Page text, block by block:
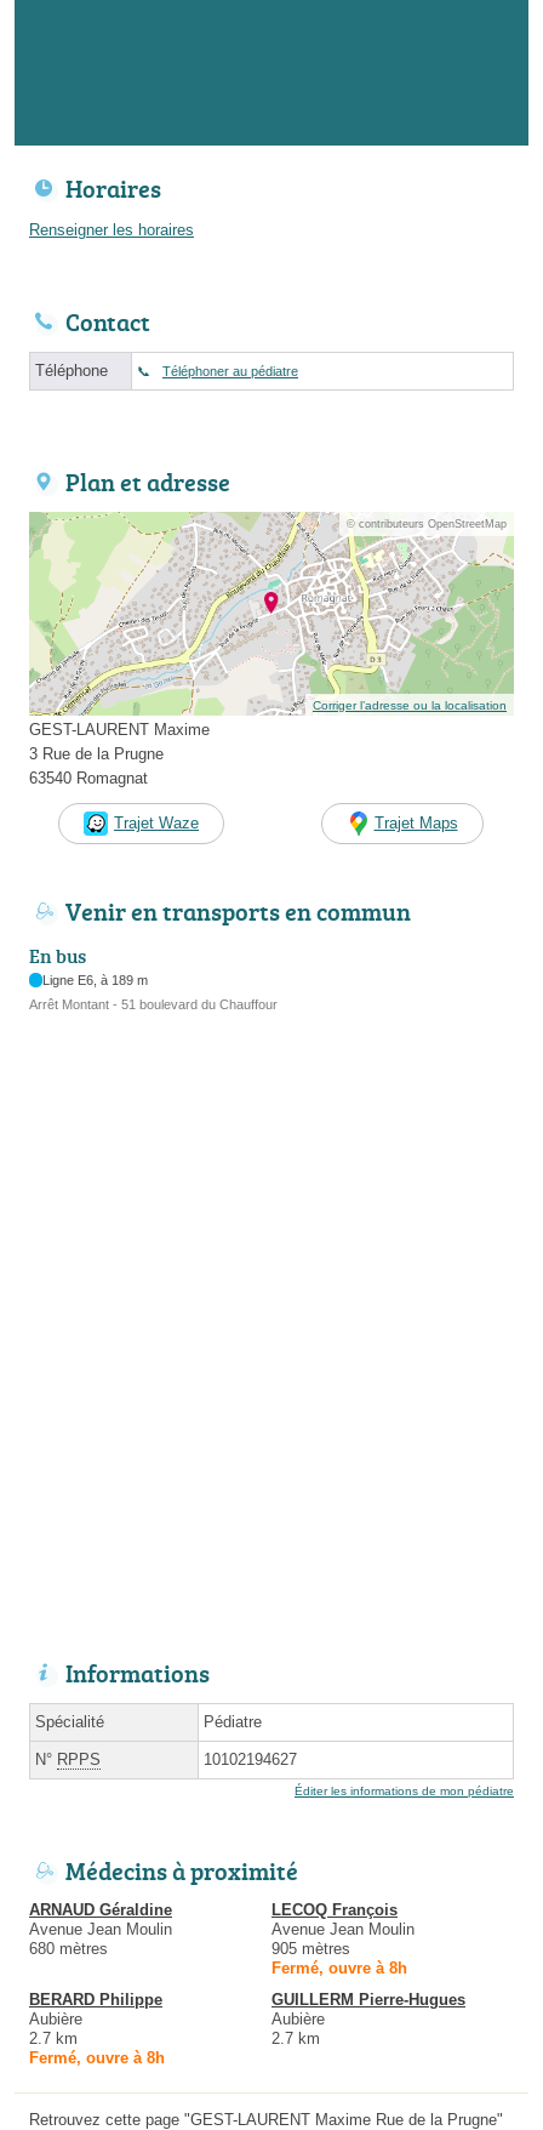
Horaires
Renseigner les horaires
Contact
Téléphone Téléphoner au pédiatre
Plan et adresse
© contributeurs OpenStreetMap
Corriger l’adresse ou la localisation
GEST-LAURENT Maxime
3 Rue de la Prugne
63540 Romagnat
Trajet Waze Trajet Maps
Venir en transports en commun
En bus
Ligne E6, à 189 m
Arrêt Montant - 51 boulevard du Chauffour
Informations
Spécialité Pédiatre
N° RPPS 10102194627
Éditer les informations de mon pédiatre
Médecins à proximité
ARNAUD Géraldine
Avenue Jean Moulin
680 mètres
LECOQ François
Avenue Jean Moulin
905 mètres
Fermé, ouvre à 8h
BERARD Philippe
Aubière
2.7 km
Fermé, ouvre à 8h
GUILLERM Pierre-Hugues
Aubière
2.7 km
Retrouvez cette page "GEST-LAURENT Maxime Rue de la Prugne"